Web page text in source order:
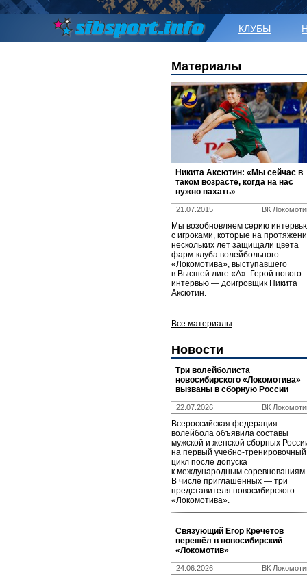
КЛУБЫ
Материалы
Никита Аксютин: «Мы сейчас в
таком возрасте, когда на нас
нужно пахать»
21.07.2015 ВК
Мы возобновляем серию
с игроками, которые на
нескольких лет защищали цвета
фарм-клуба волейбольного
«Локомотива», выступавшего
в Высшей лиге «А». Герой нового
интервью — доигровщик Никита
Аксютин.
Все материалы
Новости
Три волейболиста
новосибирского «Локомотива»
вызваны в сборную России
22.07.2026 ВК
Всероссийская федерация
волейбола объявила составы
мужской и женской сборных
на первый учебно-тренировочный
цикл после допуска
к международным соревнованиям.
В числе приглашённых — три
представителя новосибирского
«Локомотива».
Связующий Егор Кречетов
перешёл в новосибирский
«Локомотив»
24.06.2026 ВК